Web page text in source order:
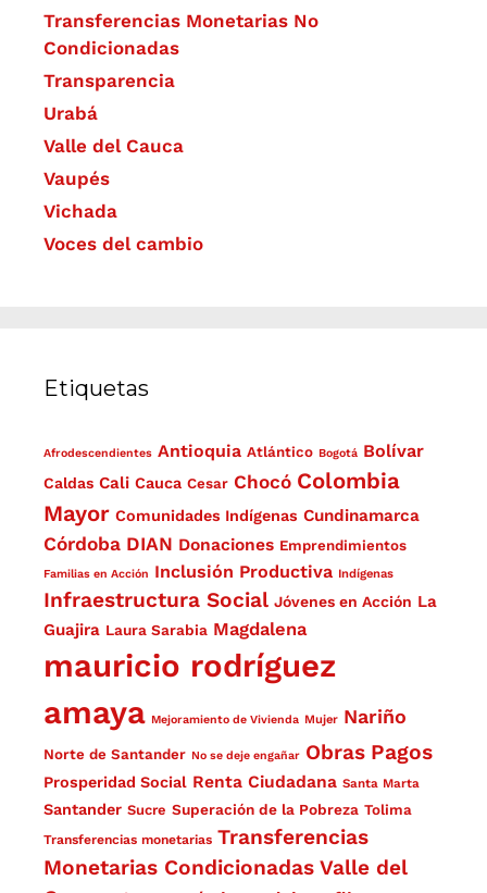
Transferencias Monetarias No
Condicionadas
Transparencia
Urabá
Valle del Cauca
Vaupés
Vichada
Voces del cambio
Etiquetas
Afrodescendientes Antioquia Atlántico Bogotá Bolívar
Caldas Cali Cauca Cesar Chocó Colombia
Mayor Comunidades Indígenas Cundinamarca
Córdoba DIAN Donaciones Emprendimientos
Familias en Acción Inclusión Productiva Indígenas
Infraestructura Social Jóvenes en Acción La
Guajira Laura Sarabia Magdalena
mauricio rodríguez
amaya Mejoramiento de Vivienda Mujer Nariño
Norte de Santander No se deje engañar Obras Pagos
Prosperidad Social Renta Ciudadana Santa Marta
Santander Sucre Superación de la Pobreza Tolima
Transferencias monetarias Transferencias
Monetarias Condicionadas Valle del